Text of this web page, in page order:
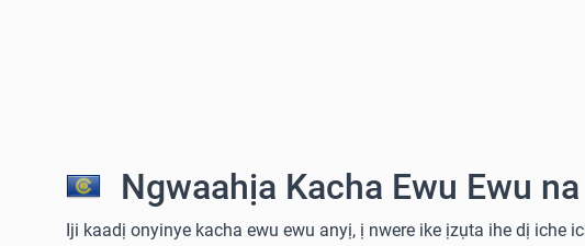
Ngwaahịa Kacha Ewu Ewu
Iji kaadị onyinye kacha ewu ewu anyị, ị nwere ike ịzụta ihe dị iche